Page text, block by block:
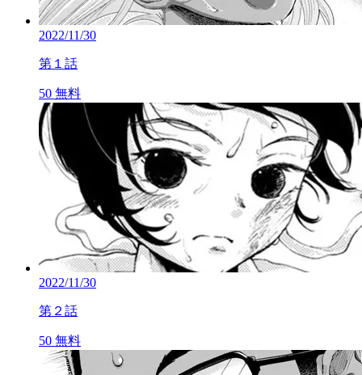
2022/11/30
第１話
50 無料
2022/11/30
第２話
50 無料